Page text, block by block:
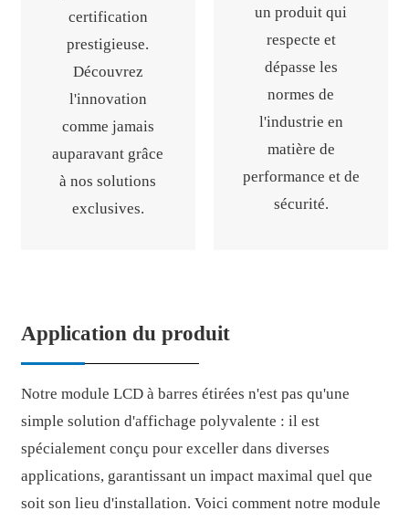
certification
prestigieuse.
Découvrez
l'innovation
comme jamais
auparavant grâce
à nos solutions
exclusives.
un produit qui
respecte et
dépasse les
normes de
l'industrie en
matière de
performance et de
sécurité.
Application du produit
Notre module LCD à barres étirées n'est pas qu'une
simple solution d'affichage polyvalente : il est
spécialement conçu pour exceller dans diverses
applications, garantissant un impact maximal quel que
soit son lieu d'installation. Voici comment notre module